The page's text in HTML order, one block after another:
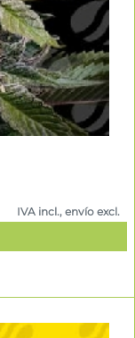
IVA incl., envío excl.